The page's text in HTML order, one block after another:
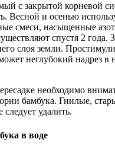
с закрытой корневой
Весной и осенью
смеси, насыщенные
спустя 2 года.
слоя земли.
неглубокий надрез в
необходимо
бамбука. Гнилые,
удалить.
в воде